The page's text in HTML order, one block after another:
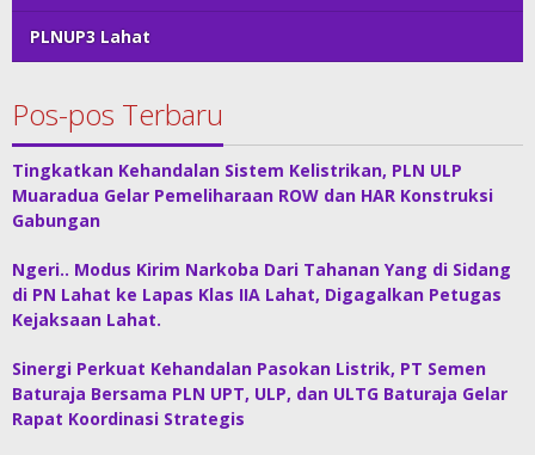
PLNUP3 Lahat
Pos-pos Terbaru
Tingkatkan Kehandalan Sistem Kelistrikan, PLN ULP
Muaradua Gelar Pemeliharaan ROW dan HAR Konstruksi
Gabungan
Ngeri.. Modus Kirim Narkoba Dari Tahanan Yang di Sidang
di PN Lahat ke Lapas Klas IIA Lahat, Digagalkan Petugas
Kejaksaan Lahat.
Sinergi Perkuat Kehandalan Pasokan Listrik, PT Semen
Baturaja Bersama PLN UPT, ULP, dan ULTG Baturaja Gelar
Rapat Koordinasi Strategis